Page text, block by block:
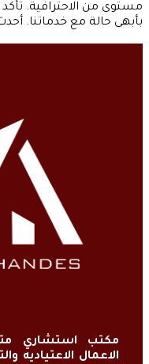
مستوى من الاحترافية.
بأبهى حالة مع خدماتنا.
مكتب استشاري
الاعمال